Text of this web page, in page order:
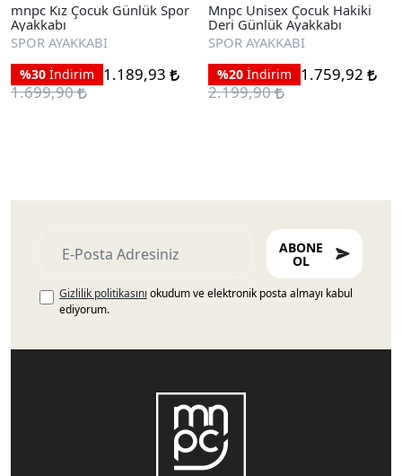
mnpc Kız Çocuk Günlük Spor
Ayakkabı
SPOR AYAKKABI
%30 İndirim
1.189,93
1.699,90
Mnpc Unisex Çocuk Hakiki
Deri Günlük Ayakkabı
SPOR AYAKKABI
%20 İndirim
1.759,92
2.199,90
ABONE
OL
Gizlilik politikasını okudum ve elektronik posta almayı kabul
ediyorum.